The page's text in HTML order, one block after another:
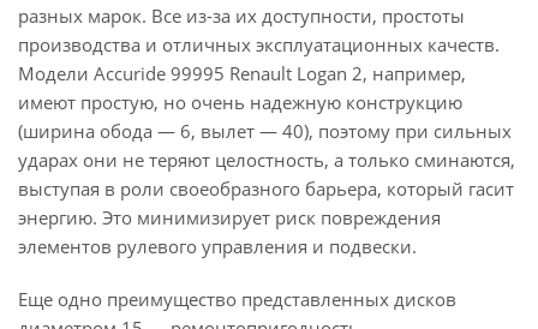
разных марок. Все из-за их доступности, простоты
производства и отличных эксплуатационных качеств.
Модели Accuride 99995 Renault Logan 2, например,
имеют простую, но очень надежную конструкцию
(ширина обода — 6, вылет — 40), поэтому при сильных
ударах они не теряют целостность, а только сминаются,
выступая в роли своеобразного барьера, который гасит
энергию. Это минимизирует риск повреждения
элементов рулевого управления и подвески.
Еще одно преимущество представленных дисков